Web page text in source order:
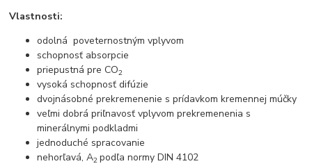
Vlastnosti:
odolná poveternostným vplyvom
schopnosť absorpcie
priepustná pre CO2
vysoká schopnosť difúzie
dvojnásobné prekremenenie s prídavkom kremennej múčky
veľmi dobrá priľnavosť vplyvom prekremenenia s
minerálnymi podkladmi
jednoduché spracovanie
nehorľavá, A2 podľa normy DIN 4102